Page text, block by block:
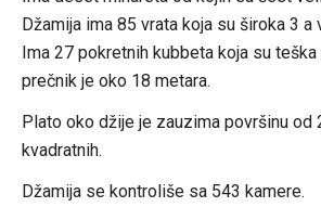
Džamija ima 85 vrata koja su široka 3 a
Ima 27 pokretnih kubbeta koja su
prečnik je oko 18 metara.
Plato oko džije je zauzima površinu od
kvadratnih.
Džamija se kontroliše sa 543 kamere.